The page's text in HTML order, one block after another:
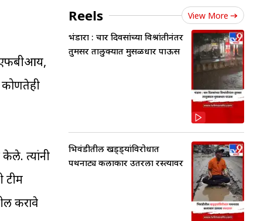
एफबीआय,
कोणतेही
केले. त्यांनी
टीम
करावे
Reels View More
भंडारा : चार दिवसांच्या विश्रांतीनंतर
तुमसर तालुक्यात मुसळधार पाऊस
भिवंडीतील खड्ड्यांविरोधात
पथनाट्य कलाकार उतरला रस्त्यावर